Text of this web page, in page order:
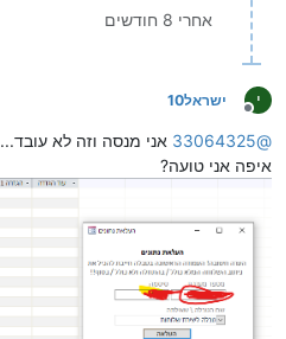
אחרי 8 חודשים
י
מנותק
ישראל10
@
33064325 אני מנסה וזה לא עובד...
איפה אני טועה?